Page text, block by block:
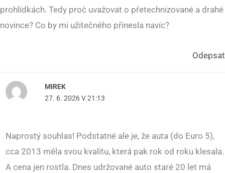
prohlídkách. Tedy proč uvažovat o přetechnizované a drahé
novince? Co by mi užitečného přinesla navíc?
Odepsat
MIREK
27. 6. 2026 V 21:13
Naprostý souhlas! Podstatné ale je, že auta (do Euro 5),
cca 2013 měla svou kvalitu, která pak rok od roku klesala.
A cena jen rostla. Dnes udržované auto staré 20 let má